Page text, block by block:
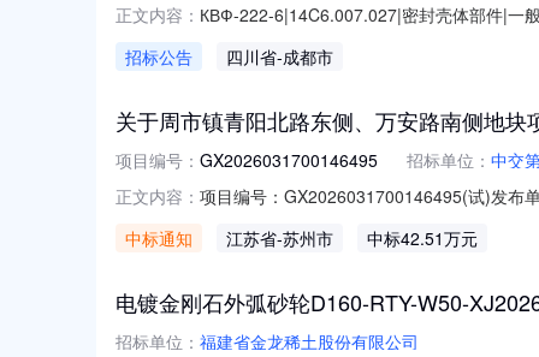
正文内容： КВФ-222-6|14C6.007.027|密封壳体部件|一
招标公告 四川省-成都市
关于周市镇青阳北路东侧、万安路南侧地
项目编号： GX2026031700146495 招标单位： 中交
正文内容： 项目编号：GX2026031700146495(试)发布
于2026年7月30日在中交分包管理系统（公
中标通知 江苏省-苏州市 中标42.51万元
电镀金刚石外弧砂轮D160-RTY-W50-
招标单位： 福建省金龙稀土股份有限公司